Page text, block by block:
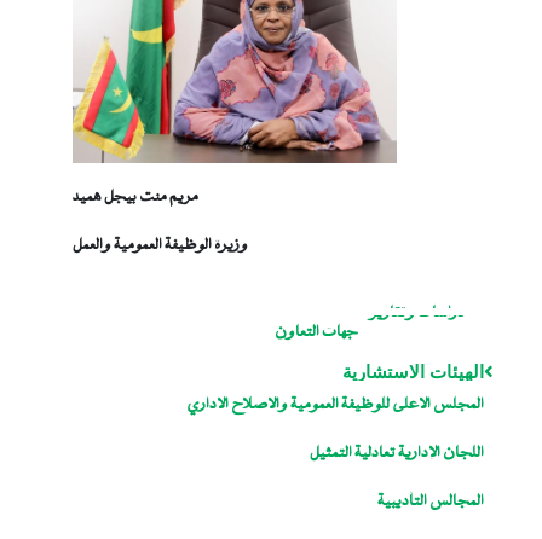
مريم منت بيجل هميد
وزيرة الوظيفة العمومية والعمل
دراسات وتقارير
جهات التعاون
الهيئات الاستشارية
المجلس الاعلى للوظيفة العمومية والاصلاح الاداري
اللجان الإدارية تعادلية التمثيل
المجالس التأديبية